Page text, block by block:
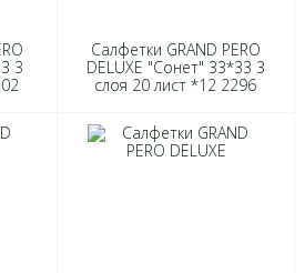
3
Салфетки GRAND PERO
DELUXE "Сонет" 33*33 3
слоя 20 лист *12 2296